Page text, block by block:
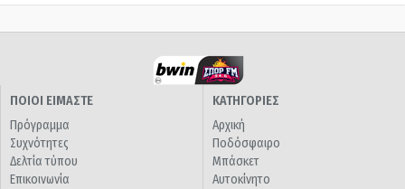
ΠΟΙΟΙ ΕΙΜΑΣΤΕ
Πρόγραμμα
Συχνότητες
Δελτία τύπου
Επικοινωνία
ΚΑΤΗΓΟΡΙΕΣ
Αρχική
Ποδόσφαιρο
Μπάσκετ
Αυτοκίνητο